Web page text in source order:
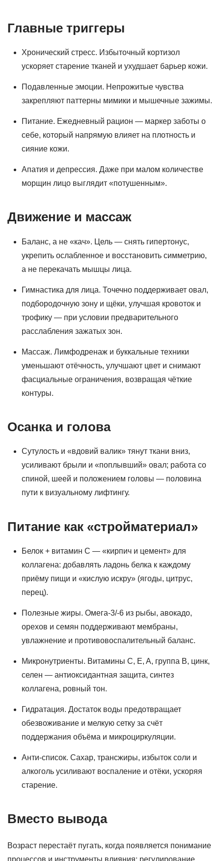
Главные триггеры
Хронический стресс. Избыточный кортизол
ускоряет старение тканей и ухудшает барьер кожи.
Подавленные эмоции. Непрожитые чувства
закрепляют паттерны мимики и мышечные зажимы.
Питание. Ежедневный рацион — маркер заботы о
себе, который напрямую влияет на плотность и
сияние кожи.
Апатия и депрессия. Даже при малом количестве
морщин лицо выглядит «потушенным».
Движение и массаж
Баланс, а не «кач». Цель — снять гипертонус,
укрепить ослабленное и восстановить симметрию,
а не перекачать мышцы лица.
Гимнастика для лица. Точечно поддерживает овал,
подбородочную зону и щёки, улучшая кровоток и
трофику — при условии предварительного
расслабления зажатых зон.
Массаж. Лимфодренаж и буккальные техники
уменьшают отёчность, улучшают цвет и снимают
фасциальные ограничения, возвращая чёткие
контуры.
Осанка и голова
Сутулость и «вдовий валик» тянут ткани вниз,
усиливают брыли и «поплывший» овал; работа со
спиной, шеей и положением головы — половина
пути к визуальному лифтингу.
Питание как «стройматериал»
Белок + витамин C — «кирпич и цемент» для
коллагена: добавлять ладонь белка к каждому
приёму пищи и «кислую искру» (ягоды, цитрус,
перец).
Полезные жиры. Омега‑3/‑6 из рыбы, авокадо,
орехов и семян поддерживают мембраны,
увлажнение и противовоспалительный баланс.
Микронутриенты. Витамины C, E, A, группа B, цинк,
селен — антиоксидантная защита, синтез
коллагена, ровный тон.
Гидратация. Достаток воды предотвращает
обезвоживание и мелкую сетку за счёт
поддержания объёма и микроциркуляции.
Анти‑список. Сахар, трансжиры, избыток соли и
алкоголь усиливают воспаление и отёки, ускоряя
старение.
Вместо вывода
Возраст перестаёт пугать, когда появляется понимание